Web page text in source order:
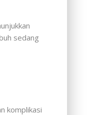
sedang
komplikasi